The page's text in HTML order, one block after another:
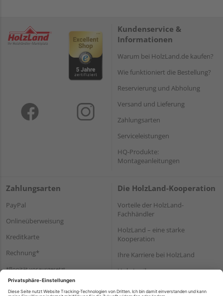
Kundenservice &
Informationen
Warum bei HolzLand.de kaufen?
Wie funktioniert die Bestellung?
Reservierung und Abholung
Versand und Lieferung
Zahlungsarten
Serviceleistungen
HQ-Produkte:
Montageanleitungen
Zahlungsarten
PayPal
Onlineüberweisung
Kreditkarte
Rechnung*
*Bonität vorausgesetzt
Die HolzLand-Kooperation
Vorteile der HolzLand-
Fachhändler
HolzLand – eine starke
Kooperation
Ihre Karriere bei HolzLand
Holz-Lexikon